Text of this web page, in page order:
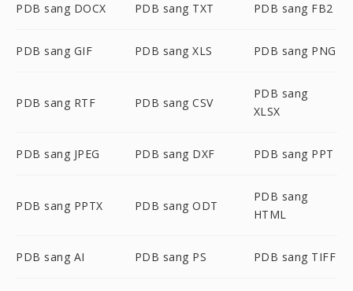
PDB sang DOCX PDB sang TXT PDB sang FB2
PDB sang GIF PDB sang XLS PDB sang PNG
PDB sang RTF PDB sang CSV
PDB sang
XLSX
PDB sang JPEG PDB sang DXF PDB sang PPT
PDB sang PPTX PDB sang ODT
PDB sang
HTML
PDB sang AI PDB sang PS PDB sang TIFF